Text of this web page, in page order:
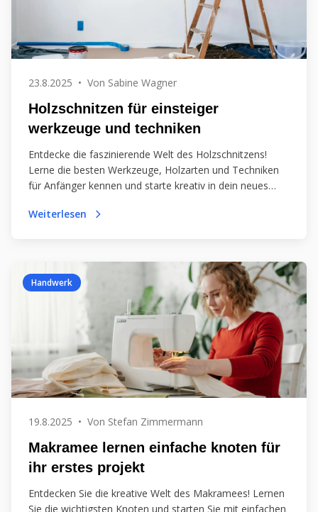
23.8.2025 • Von Sabine Wagner
Holzschnitzen für einsteiger
werkzeuge und techniken
Entdecke die faszinierende Welt des Holzschnitzens!
Lerne die besten Werkzeuge, Holzarten und Techniken
für Anfänger kennen und starte kreativ in dein neues
Fähigkeiten!
Weiterlesen
Handwerk
19.8.2025 • Von Stefan Zimmermann
Makramee lernen einfache knoten für
ihr erstes projekt
Entdecken Sie die kreative Welt des Makramees! Lernen
Sie die wichtigsten Knoten und starten Sie mit einfachen